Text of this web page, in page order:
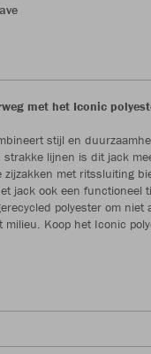
met het Iconic
stijl en
lijnen is dit jack
met ritssluiting
jack ook een functioneel
polyester om niet
Koop het Iconic